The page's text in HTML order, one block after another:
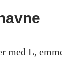
med L,